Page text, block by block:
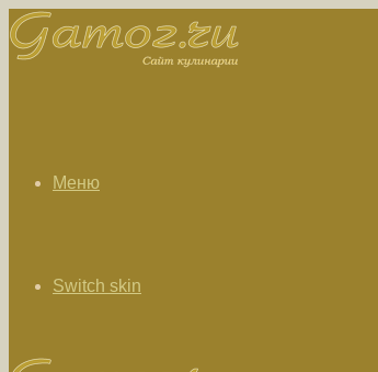
Меню
Switch skin